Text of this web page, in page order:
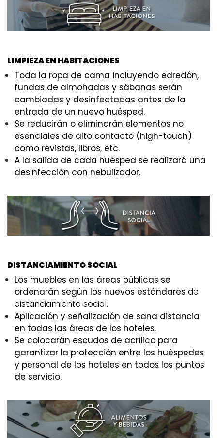
LIMPIEZA EN HABITACIONES
Toda la ropa de cama incluyendo edredón,
fundas de almohadas y sábanas serán
cambiadas y desinfectadas antes de la
entrada de un nuevo huésped.
Se reducirán o eliminarán elementos no
esenciales de alto contacto (high-touch)
como revistas, libros, etc.
A la salida de cada huésped se realizará una
desinfección con nebulizador.
DISTANCIAMIENTO SOCIAL
Los muebles en las áreas públicas se
ordenarán según los nuevos estándares de
distanciamiento social.
Aplicación y señalización de sana distancia
en todas las áreas de los hoteles.
Se colocarán escudos de acrílico para
garantizar la protección entre los huéspedes
y personal de los hoteles en todos los puntos
de servicio.